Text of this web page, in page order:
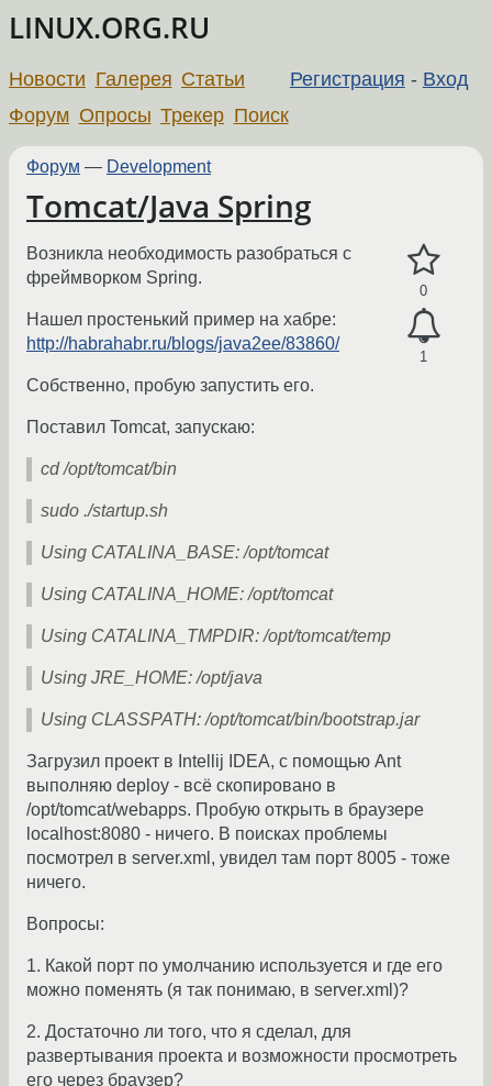
LINUX.ORG.RU
Регистрация - Вход
Новости Галерея Статьи
Форум Опросы Трекер Поиск
Форум — Development
Tomcat/Java Spring
0
1
Возникла необходимость разобраться с
фреймворком Spring.
Нашел простенький пример на хабре:
http://habrahabr.ru/blogs/java2ee/83860/
Собственно, пробую запустить его.
Поставил Tomcat, запускаю:
cd /opt/tomcat/bin
sudo ./startup.sh
Using CATALINA_BASE: /opt/tomcat
Using CATALINA_HOME: /opt/tomcat
Using CATALINA_TMPDIR: /opt/tomcat/temp
Using JRE_HOME: /opt/java
Using CLASSPATH: /opt/tomcat/bin/bootstrap.jar
Загрузил проект в Intellij IDEA, с помощью Ant
выполняю deploy - всё скопировано в
/opt/tomcat/webapps. Пробую открыть в браузере
localhost:8080 - ничего. В поисках проблемы
посмотрел в server.xml, увидел там порт 8005 - тоже
ничего.
Вопросы:
1. Какой порт по умолчанию используется и где его
можно поменять (я так понимаю, в server.xml)?
2. Достаточно ли того, что я сделал, для
развертывания проекта и возможности просмотреть
его через браузер?